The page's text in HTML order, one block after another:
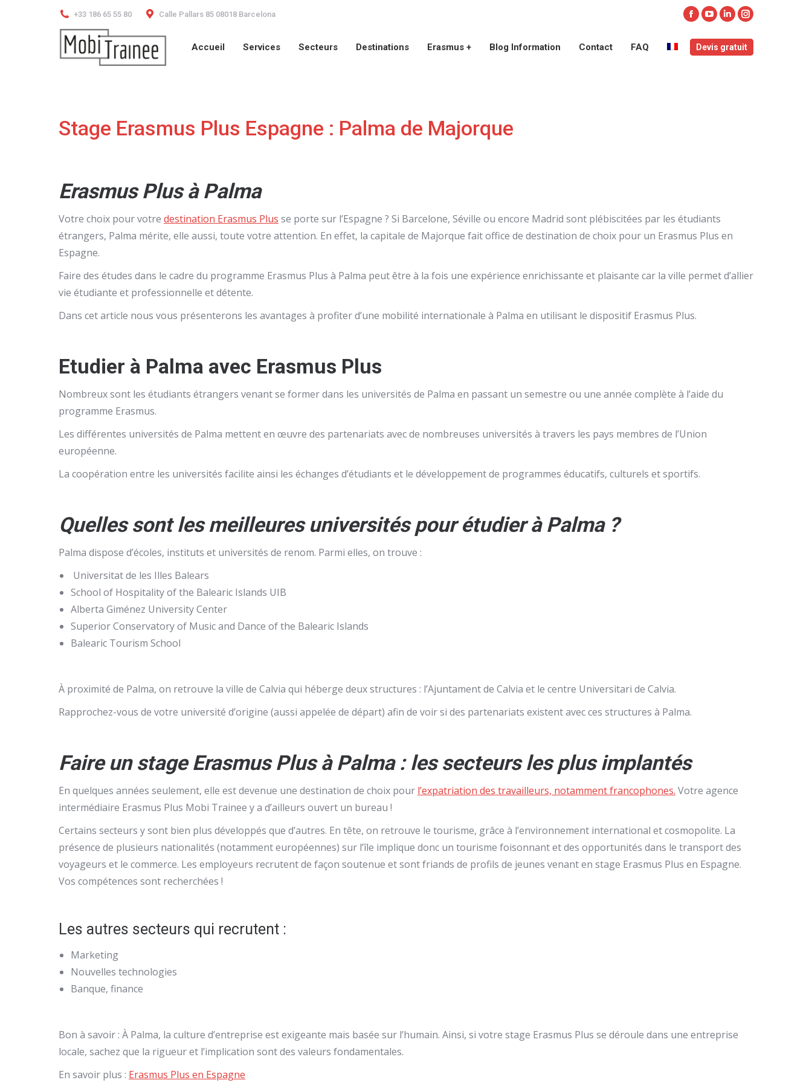
+33 186 65 55 80 Calle Pallars 85 08018 Barcelona
Facebook
page
opens
YouTube
page
opens
LinkedIn
page
opens
Instagram
page
opens
Accueil Services Secteurs Destinations Erasmus + Blog Information Contact FAQ Devis gratuit
Stage Erasmus Plus Espagne : Palma de Majorque
Erasmus Plus à Palma
Votre choix pour votre destination Erasmus Plus se porte sur l’Espagne ? Si Barcelone, Séville ou encore Madrid sont plébiscitées par les étudiants
étrangers, Palma mérite, elle aussi, toute votre attention. En effet, la capitale de Majorque fait office de destination de choix pour un Erasmus Plus en
Espagne.
Faire des études dans le cadre du programme Erasmus Plus à Palma peut être à la fois une expérience enrichissante et plaisante car la ville permet d’allier
vie étudiante et professionnelle et détente.
Dans cet article nous vous présenterons les avantages à profiter d’une mobilité internationale à Palma en utilisant le dispositif Erasmus Plus.
Etudier à Palma avec Erasmus Plus
Nombreux sont les étudiants étrangers venant se former dans les universités de Palma en passant un semestre ou une année complète à l’aide du
programme Erasmus.
Les différentes universités de Palma mettent en œuvre des partenariats avec de nombreuses universités à travers les pays membres de l’Union
européenne.
La coopération entre les universités facilite ainsi les échanges d’étudiants et le développement de programmes éducatifs, culturels et sportifs.
Quelles sont les meilleures universités pour étudier à Palma ?
Palma dispose d’écoles, instituts et universités de renom. Parmi elles, on trouve :
Universitat de les Illes Balears
School of Hospitality of the Balearic Islands UIB
Alberta Giménez University Center
Superior Conservatory of Music and Dance of the Balearic Islands
Balearic Tourism School
À proximité de Palma, on retrouve la ville de Calvia qui héberge deux structures : l’Ajuntament de Calvia et le centre Universitari de Calvia.
Rapprochez-vous de votre université d’origine (aussi appelée de départ) afin de voir si des partenariats existent avec ces structures à Palma.
Faire un stage Erasmus Plus à Palma : les secteurs les plus implantés
En quelques années seulement, elle est devenue une destination de choix pour l’expatriation des travailleurs, notamment francophones. Votre agence
intermédiaire Erasmus Plus Mobi Trainee y a d’ailleurs ouvert un bureau !
Certains secteurs y sont bien plus développés que d’autres. En tête, on retrouve le tourisme, grâce à l’environnement international et cosmopolite. La
présence de plusieurs nationalités (notamment européennes) sur l’île implique donc un tourisme foisonnant et des opportunités dans le transport des
voyageurs et le commerce. Les employeurs recrutent de façon soutenue et sont friands de profils de jeunes venant en stage Erasmus Plus en Espagne.
Vos compétences sont recherchées !
Les autres secteurs qui recrutent :
Marketing
Nouvelles technologies
Banque, finance
Bon à savoir : À Palma, la culture d’entreprise est exigeante mais basée sur l’humain. Ainsi, si votre stage Erasmus Plus se déroule dans une entreprise
locale, sachez que la rigueur et l’implication sont des valeurs fondamentales.
En savoir plus : Erasmus Plus en Espagne
Accueil Services Devis gratuit